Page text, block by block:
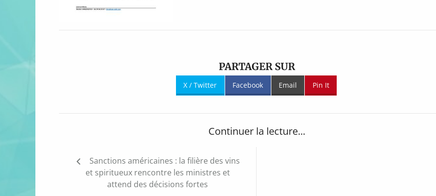
PARTAGER SUR
X / Twitter Facebook Email Pin It
Continuer la lecture...
Navigation
l’article
Sanctions américaines : la filière des vins
et spiritueux rencontre les ministres et
attend des décisions fortes